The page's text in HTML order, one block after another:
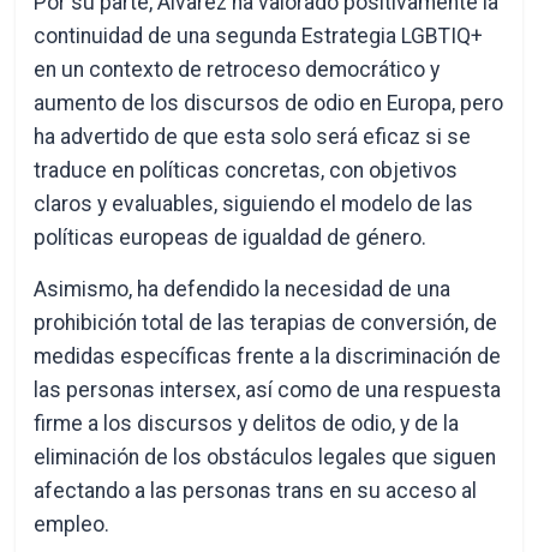
continuidad de una segunda Estrategia LGBTIQ+
en un contexto de retroceso democrático y
aumento de los discursos de odio en Europa, pero
ha advertido de que esta solo será eficaz si se
traduce en políticas concretas, con objetivos
claros y evaluables, siguiendo el modelo de las
políticas europeas de igualdad de género.
Asimismo, ha defendido la necesidad de una
prohibición total de las terapias de conversión, de
medidas específicas frente a la discriminación de
las personas intersex, así como de una respuesta
firme a los discursos y delitos de odio, y de la
eliminación de los obstáculos legales que siguen
afectando a las personas trans en su acceso al
empleo.